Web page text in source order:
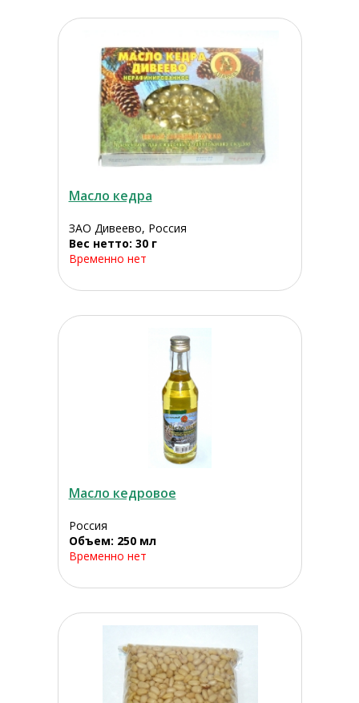
Масло кедра
ЗАО Дивеево, Россия
Вес нетто: 30 г
Временно нет
Масло кедровое
Россия
Объем: 250 мл
Временно нет